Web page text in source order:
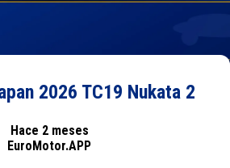
2026 TC19 Nukata 2
Hace 2 meses
EuroMotor.APP